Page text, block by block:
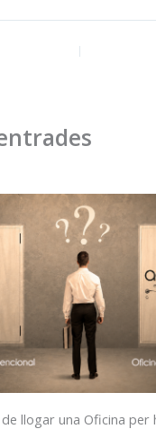
llogar una Oficina per